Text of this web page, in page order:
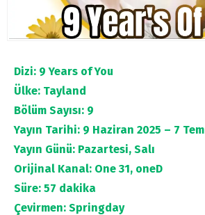
Dizi: 9 Years of You
Ülke: Tayland
Bölüm Sayısı: 9
Yayın Tarihi: 9 Haziran 2025 – 7
Yayın Günü: Pazartesi, Salı
Orijinal Kanal: One 31, oneD
Süre: 57 dakika
Çevirmen: Springday